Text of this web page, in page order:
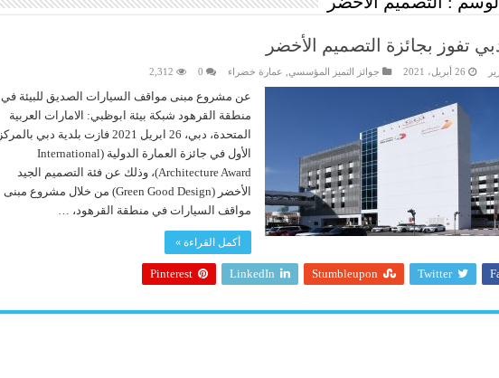
تفوز بجائزة التصميم الأخضر
26 أبريل، 2021 جوائز التميز المؤسسي عمارة خضراء 0
2,312
عن مشروع مبنى مواقف السيارات الصديق للبيئة في
منطقة القرهود شبكة بيئة ابوظبي: الامارات العربية
المتحدة، دبي، 26 ابريل 2021 فازت بلدية دبي بالمركز
الأول في جائزة العمارة الدولية (International
Architecture Award)، وذلك عن فئة التصميم الجيد
الأخضر (Green Good Design) من خلال مشروع مبنى
مواقف السيارات في منطقة القرهود، …
أكمل القراءة »
Twitter
Stumbleupon
LinkedIn
Pinterest